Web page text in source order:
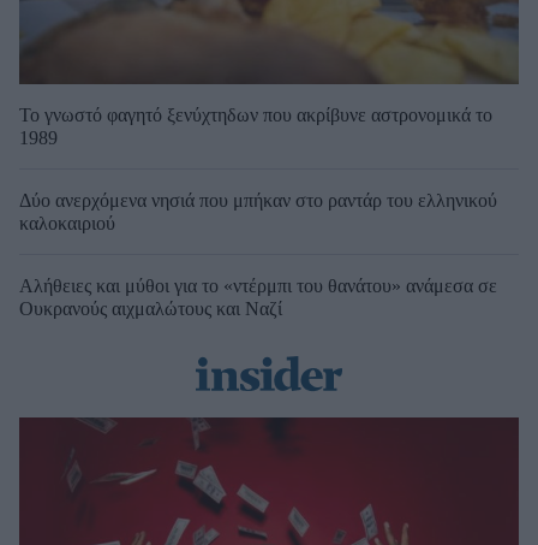
Το γνωστό φαγητό ξενύχτηδων που ακρίβυνε αστρονομικά το
1989
Δύο ανερχόμενα νησιά που μπήκαν στο ραντάρ του ελληνικού
καλοκαιριού
Αλήθειες και μύθοι για το «ντέρμπι του θανάτου» ανάμεσα σε
Ουκρανούς αιχμαλώτους και Ναζί